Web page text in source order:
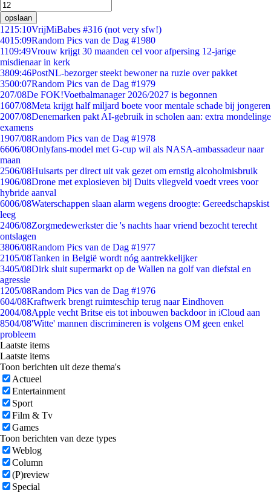
opslaan
1215:10VrijMiBabes #316 (not very sfw!)
4015:09Random Pics van de Dag #1980
1109:49Vrouw krijgt 30 maanden cel voor afpersing 12-jarige
misdienaar in kerk
3809:46PostNL-bezorger steekt bewoner na ruzie over pakket
3500:07Random Pics van de Dag #1979
207/08De FOK!Voetbalmanager 2026/2027 is begonnen
1607/08Meta krijgt half miljard boete voor mentale schade bij jongeren
2007/08Denemarken pakt AI-gebruik in scholen aan: extra mondelinge
examens
1907/08Random Pics van de Dag #1978
6606/08Onlyfans-model met G-cup wil als NASA-ambassadeur naar
maan
2506/08Huisarts per direct uit vak gezet om ernstig alcoholmisbruik
1906/08Drone met explosieven bij Duits vliegveld voedt vrees voor
hybride aanval
6006/08Waterschappen slaan alarm wegens droogte: Gereedschapskist
leeg
2406/08Zorgmedewerkster die 's nachts haar vriend bezocht terecht
ontslagen
3806/08Random Pics van de Dag #1977
2105/08Tanken in België wordt nóg aantrekkelijker
3405/08Dirk sluit supermarkt op de Wallen na golf van diefstal en
agressie
1205/08Random Pics van de Dag #1976
604/08Kraftwerk brengt ruimteschip terug naar Eindhoven
2004/08Apple vecht Britse eis tot inbouwen backdoor in iCloud aan
8504/08'Witte' mannen discrimineren is volgens OM geen enkel
probleem
Laatste items
Laatste items
Toon berichten uit deze thema's
Actueel
Entertainment
Sport
Film & Tv
Games
Toon berichten van deze types
Weblog
Column
(P)review
Special